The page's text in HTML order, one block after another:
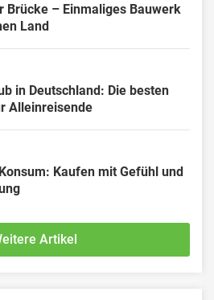
Brücke – Einmaliges Bauwerk
Land
in Deutschland: Die besten
Alleinreisende
Kaufen mit Gefühl und
Artikel